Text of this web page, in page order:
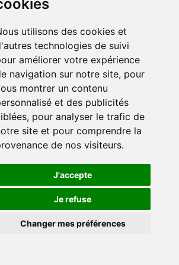
utilisons des cookies et
technologies de suivi
améliorer votre expérience
navigation sur notre site, pour
montrer un contenu
et des publicités
pour analyser le trafic de
site et pour comprendre la
de nos visiteurs.
J'accepte
Je refuse
Changer mes préférences
information)